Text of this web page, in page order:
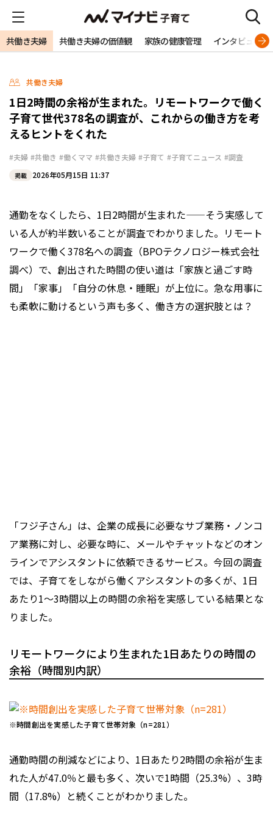
共働き夫婦 共働き夫婦の価値観 家族の健康管理 インタビュー
共働き夫婦
1日2時間の余裕が生まれた。リモートワークで働く
子育て世代378名の調査が、これからの働き方を考
えるヒントをくれた
#夫婦 #共働き #働くママ #共働き夫婦 #子育て #子育てニュース #調査
掲載 2026年05月15日 11:37
通勤をなくしたら、1日2時間が生まれた——そう実感して
いる人が約半数いることが調査でわかりました。リモート
ワークで働く378名への調査（BPOテクノロジー株式会社
調べ）で、創出された時間の使い道は「家族と過ごす時
間」「家事」「自分の休息・睡眠」が上位に。急な用事に
も柔軟に動けるという声も多く、働き方の選択肢とは？
「フジ子さん」は、企業の成長に必要なサブ業務・ノンコ
ア業務に対し、必要な時に、メールやチャットなどのオン
ラインでアシスタントに依頼できるサービス。今回の調査
では、子育てをしながら働くアシスタントの多くが、1日
あたり1〜3時間以上の時間の余裕を実感している結果とな
りました。
リモートワークにより生まれた1日あたりの時間の
余裕（時間別内訳）
※時間創出を実感した子育て世帯対象（n=281）
通勤時間の削減などにより、1日あたり2時間の余裕が生ま
れた人が47.0％と最も多く、次いで1時間（25.3%）、3時
間（17.8%）と続くことがわかりました。